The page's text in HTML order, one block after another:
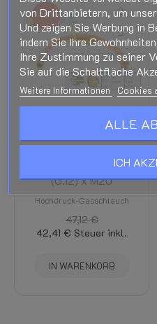
-10%
750 mm SHELL KLF
(G.12) x M20
Hochdruck-Gasschlauch
47,12 €
42,41 € Steuer inkl.
IN WARENKORB
von Drittanbietern, um
Und zeigen Sie Werbung in
indem Sie Ihre
Ihre Zustimmung zu seiner
Sie auf die Schaltfläche
Weitere Informationen Cookies
ALLE
ICH